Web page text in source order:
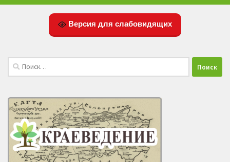
Версия для слабовидящих
Найти: